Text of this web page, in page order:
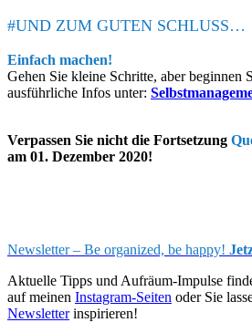
#UND ZUM GUTEN SCHLUSS…
Einfach machen!
Gehen Sie kleine Schritte, aber beginnen
ausführliche Infos unter:
Verpassen Sie nicht die Fortsetzung
am 01. Dezember 2020!
Newsletter – Be organized, be happy!
Aktuelle Tipps und Aufräum-Impulse
auf meinen Instagram-Seiten oder Sie
Newsletterinspirieren!